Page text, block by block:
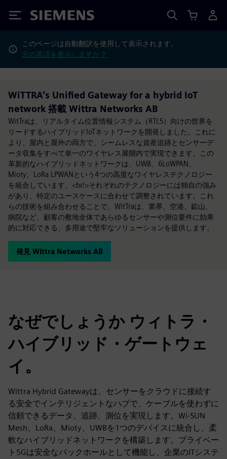
Siemens
このページは自動翻訳を使用して表示されます。
元の英語を表示しますか？
WiTTRA’s Unified Gateway for a hybrid IoT
network 搭載 Wittra Networks AB
WitTraは、リアルタイム位置情報システム（RTLS）向けの世界を
リードするハイブリッドIoTネットワークを開発しました。これに
より、屋内と屋外の両方で、シームレスな資産追跡とセンサーデ
ータ収集をすべて単一のワイヤレス展開内で実現できます。この
革新的なハイブリッドネットワークは、UWB、6LoWPAN、
Mioty、LoRa LPWANという4つの高度なワイヤレステクノロジー
を統合しています。<br/>それぞれのテクノロジーには独自の強み
があり、特定のユースケースに合わせて調整されています。これ
らの技術を組み合わせることで、WitTraは、業界、空港、鉱山、
病院など、顧客の敷地全体であらゆるセンサーや測位要件に効果
的に対応できる、多用途で堅牢なソリューションを提供します。
発見 Wittra Networks AB
なぜでしょうか ウィトラ・
ハイブリッド・ゲートウェ
イ。
Wittra Hybrid Gatewayは、センサーをクラウドに接続す
る安全でインテリジェントなハブで、ケーブルを使わずに
信頼できるデータ、追跡、測位を実現します。Wi-SUN
Mesh、LoRa、Mioty、UWBを1つのデバイスに統合し、柔
軟なハイブリッドネットワークを構築します。プライベー
ト5Gは安全なバックホールとして機能し、企業のITシステ